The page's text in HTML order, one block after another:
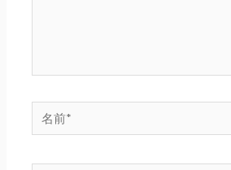
前